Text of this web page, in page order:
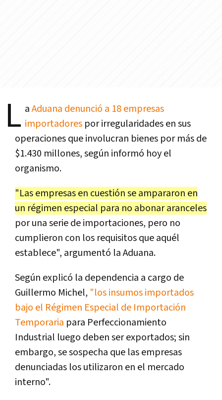
L aAduana denunció a 18 empresas
importadores por irregularidades en sus
operaciones que involucran bienes por más de
$1.430 millones, según informó hoy el
organismo.
"Las empresas en cuestión se ampararon en
un régimen especial para no abonar aranceles
por una serie de importaciones, pero no
cumplieron con los requisitos que aquél
establece", argumentó la Aduana.
Según explicó la dependencia a cargo de
Guillermo Michel, "los insumos importados
bajo el Régimen Especial de Importación
Temporaria para Perfeccionamiento
Industrial luego deben ser exportados; sin
embargo, se sospecha que las empresas
denunciadas los utilizaron en el mercado
interno".